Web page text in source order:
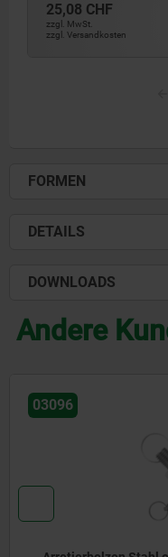
25,08 CHF
zzgl. MwSt.
zzgl. Versandkosten
FORMEN
DETAILS
DOWNLOADS
Andere
03096